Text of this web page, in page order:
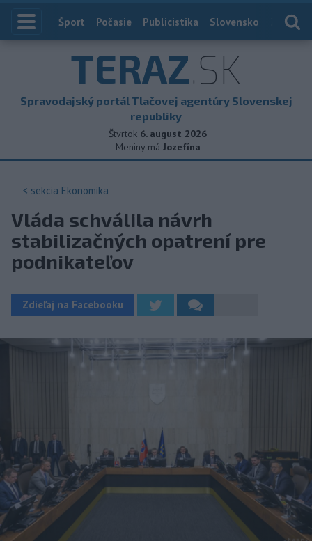
Index
Šport Počasie Publicistika Slovensko
TERAZ.SK
Spravodajský portál Tlačovej agentúry Slovenskej
republiky
Štvrtok 6. august 2026
Meniny má Jozefína
< sekcia Ekonomika
Vláda schválila návrh
stabilizačných opatrení pre
podnikateľov
Zdieľaj na Facebooku